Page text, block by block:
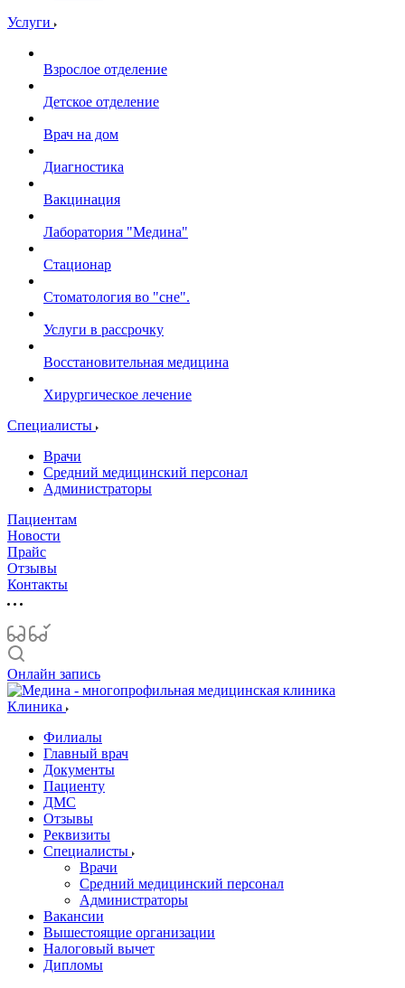
Услуги
Взрослое отделение
Детское отделение
Врач на дом
Диагностика
Вакцинация
Лаборатория "Медина"
Стационар
Стоматология во "сне".
Услуги в рассрочку
Восстановительная медицина
Хирургическое лечение
Специалисты
Врачи
Средний медицинский персонал
Администраторы
Пациентам
Новости
Прайс
Отзывы
Контакты
Онлайн запись
Клиника
Филиалы
Главный врач
Документы
Пациенту
ДМС
Отзывы
Реквизиты
Специалисты
Врачи
Средний медицинский персонал
Администраторы
Вакансии
Вышестоящие организации
Налоговый вычет
Дипломы